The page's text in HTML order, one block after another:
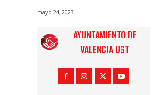
mayo 24, 2023
AYUNTAMIENTO DE
VALENCIA UGT